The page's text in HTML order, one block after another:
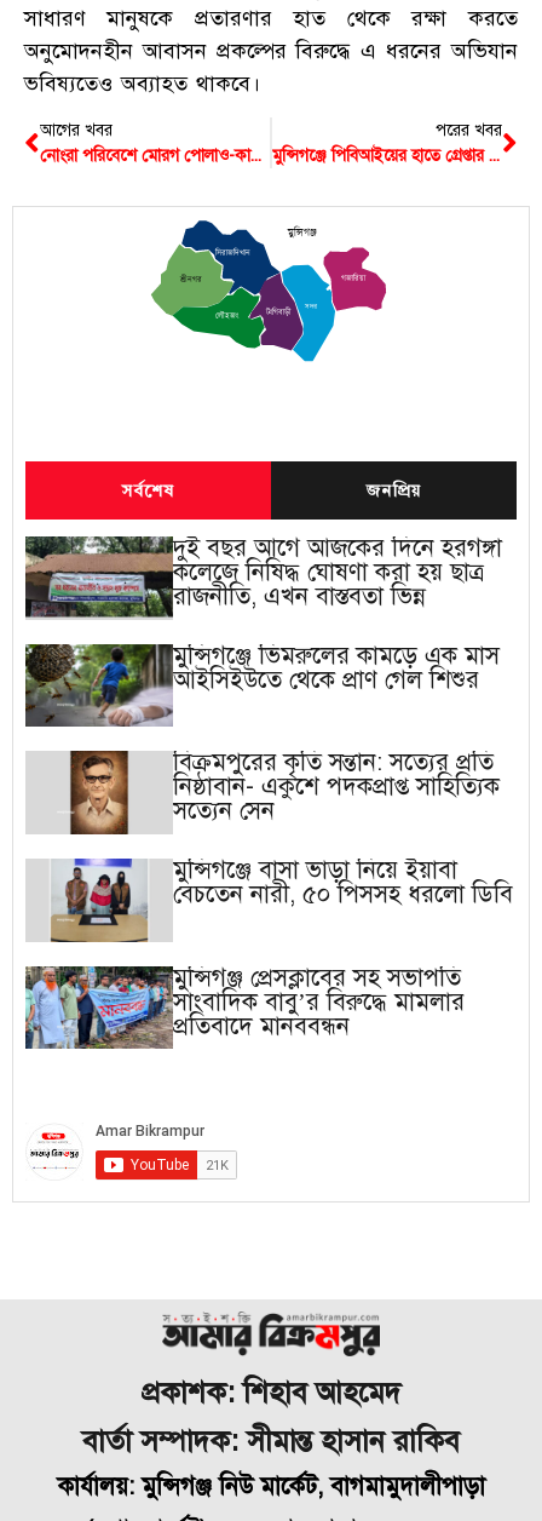
সাধারণ মানুষকে প্রতারণার হাত থেকে রক্ষা করতে
অনুমোদনহীন আবাসন প্রকল্পের বিরুদ্ধে এ ধরনের অভিযান
ভবিষ্যতেও অব্যাহত থাকবে।
আগের খবর
নোংরা পরিবেশে মোরগ পোলাও-কাচ্চি তৈরি করছিলো মুন্সিগঞ্জের হাজী দম বিরিয়ানি
পরের খবর
মুন্সিগঞ্জে পিবিআইয়ের হাতে গ্রেপ্তার আরিফ হত্যা মামলার আসামি, জানালো আরও তথ্য
শ্রীনগর
সিরাজদিখান
টংগিবাড়ী
সদর
গজারিয়া
লৌহজং
মুন্সিগঞ্জ
সর্বশেষ জনপ্রিয়
দুই বছর আগে আজকের দিনে হরগঙ্গা
কলেজে নিষিদ্ধ ঘোষণা করা হয় ছাত্র
রাজনীতি, এখন বাস্তবতা ভিন্ন
মুন্সিগঞ্জে ভিমরুলের কামড়ে এক মাস
আইসিইউতে থেকে প্রাণ গেল শিশুর
বিক্রমপুরের কৃতি সন্তান: সত্যের প্রতি
নিষ্ঠাবান- একুশে পদকপ্রাপ্ত সাহিত্যিক
সত্যেন সেন
মুন্সিগঞ্জে বাসা ভাড়া নিয়ে ইয়াবা
বেচতেন নারী, ৫০ পিসসহ ধরলো ডিবি
মুন্সিগঞ্জ প্রেসক্লাবের সহ সভাপতি
সাংবাদিক বাবু’র বিরুদ্ধে মামলার
প্রতিবাদে মানববন্ধন
প্রকাশক: শিহাব আহমেদ
বার্তা সম্পাদক: সীমান্ত হাসান রাকিব
কার্যালয়: মুন্সিগঞ্জ নিউ মার্কেট, বাগমামুদালীপাড়া